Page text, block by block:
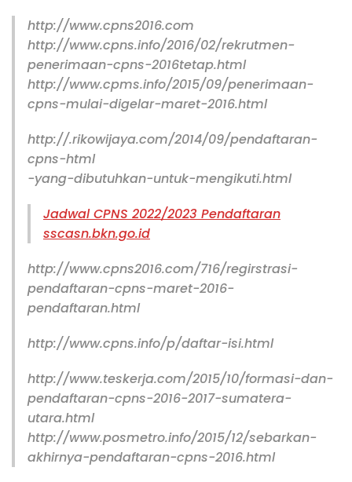
http://www.cpns2016.com
http://www.cpns.info/2016/02/rekrutmen-
penerimaan-cpns-2016tetap.html
http://www.cpms.info/2015/09/penerimaan-
cpns-mulai-digelar-maret-2016.html
http://.rikowijaya.com/2014/09/pendaftaran-
cpns-html
-yang-dibutuhkan-untuk-mengikuti.html
Jadwal CPNS 2022/2023 Pendaftaran
sscasn.bkn.go.id
http://www.cpns2016.com/716/regirstrasi-
pendaftaran-cpns-maret-2016-
pendaftaran.html
http://www.cpns.info/p/daftar-isi.html
http://www.teskerja.com/2015/10/formasi-dan-
pendaftaran-cpns-2016-2017-sumatera-
utara.html
http://www.posmetro.info/2015/12/sebarkan-
akhirnya-pendaftaran-cpns-2016.html